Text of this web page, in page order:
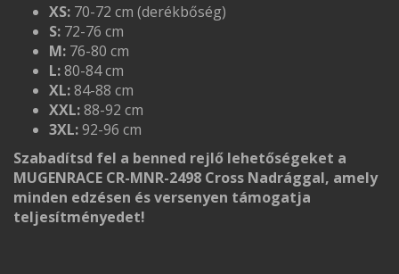
XS: 70-72 cm (derékbőség)
S: 72-76 cm
M: 76-80 cm
L:80-84 cm
XL:84-88 cm
XXL:88-92 cm
3XL:92-96 cm
Szabadítsd fel a benned rejlő lehetőségeket a
MUGENRACE CR-MNR-2498 Cross Nadrággal, amely
minden edzésen és versenyen támogatja
teljesítményedet!